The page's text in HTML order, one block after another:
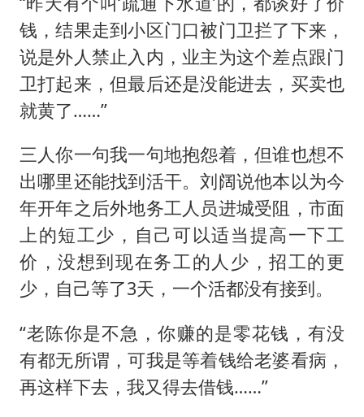
钱，结果走到小区门口被门卫拦了下来，
说是外人禁止入内，业主为这个差点跟门
卫打起来，但最后还是没能进去，买卖也
就黄了……”
三人你一句我一句地抱怨着，但谁也想不
出哪里还能找到活干。刘阔说他本以为今
年开年之后外地务工人员进城受阻，市面
上的短工少，自己可以适当提高一下工
价，没想到现在务工的人少，招工的更
少，自己等了3天，一个活都没有接到。
“老陈你是不急，你赚的是零花钱，有没
有都无所谓，可我是等着钱给老婆看病，
再这样下去，我又得去借钱……”